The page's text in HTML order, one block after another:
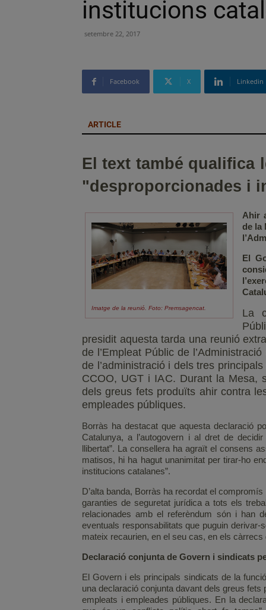
institucions
setembre 22, 2017
Facebook X Linkedin
ARTICLE
El text també qualifica
"desproporcionades i
Imatge de la reunió. Foto: Premsagencat.
Ahir
de la
El
La
presidit aquesta tarda una reunió
de l’Empleat Públic de
de l’administració i dels tres
CCOO, UGT i IAC. Durant la Mesa,
dels greus fets produïts ahir contra
empleades públiques.
Borràs ha destacat que aquesta declaració
Catalunya, a l’autogovern i al dret de
llibertat”. La consellera ha agraït el consens
matisos, hi ha hagut unanimitat per tirar-ho
institucions catalanes”.
D’alta banda, Borràs ha recordat el
garanties de seguretat jurídica a tots els
relacionades amb el referèndum són i han
eventuals responsabilitats que puguin
mateix recaurien, en el seu cas, en els càrrecs
Declaració conjunta de Govern i sindicats
El Govern i els principals sindicats de la
una declaració conjunta davant dels greus
empleats i empleades públiques. En la